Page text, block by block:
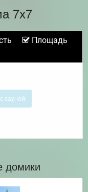
7х7
Площадь
с сауной
домики